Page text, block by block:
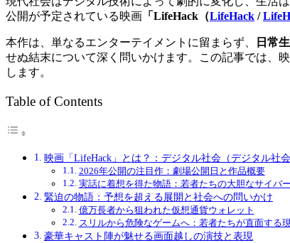
公開が予定されている映画 「 LifeHack（LifeHack /
本作は、単なるエンターテイメントに留まらず、 日常
せぬ結末について深く問いかけます。この記事では、
します。
Table of Contents
映画「LifeHack」とは？：デジタル社会（デジタル社
2026年公開の注目作：劇場公開日と作品概要
実話に着想を得た物語：若者たちの大胆なサイバ
緊迫の物語：予想を超える展開と社会への問いかけ
億万長者から狙われた仮想通貨ウォレット
スリルから危険なゲームへ：若者たちが直面する
豪華キャスト陣が魅せる画面越しの演技と表現